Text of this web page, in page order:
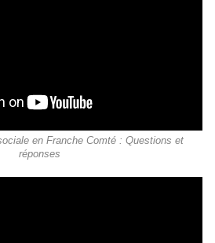
en Franche Comté : Questions et
réponses